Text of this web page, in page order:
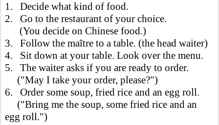
1. Decide what kind of food.
2. Go to the restaurant of your choice.
(You decide on Chinese food.)
3. Follow the maître to a table. (the head waiter)
4. Sit down at your table. Look over the menu.
5. The waiter asks if you are ready to order.
("May I take your order, please?")
6. Order some soup, fried rice and an egg roll.
("Bring me the soup, some fried rice and an
egg roll.")